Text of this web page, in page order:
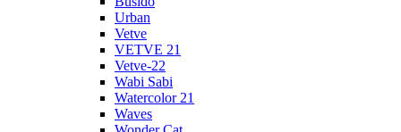
Urban
Vetve
VETVE 21
Vetve-22
Wabi Sabi
Watercolor 21
Waves